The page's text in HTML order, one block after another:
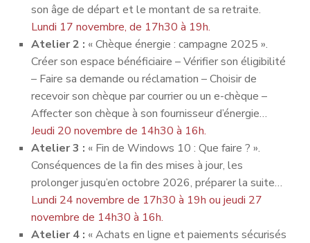
son âge de départ et le montant de sa retraite.
Lundi 17 novembre, de 17h30 à 19h.
Atelier 2 : « Chèque énergie : campagne 2025 ».
Créer son espace bénéficiaire – Vérifier son éligibilité
– Faire sa demande ou réclamation – Choisir de
recevoir son chèque par courrier ou un e-chèque –
Affecter son chèque à son fournisseur d’énergie…
Jeudi 20 novembre de 14h30 à 16h.
Atelier 3 : « Fin de Windows 10 : Que faire ? ».
Conséquences de la fin des mises à jour, les
prolonger jusqu’en octobre 2026, préparer la suite…
Lundi 24 novembre de 17h30 à 19h ou jeudi 27
novembre de 14h30 à 16h.
Atelier 4 : « Achats en ligne et paiements sécurisés